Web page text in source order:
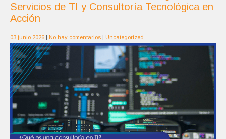
Servicios de TI y Consultoría Tecnológica en
Acción
03 junio 2026 No hay comentarios Uncategorized